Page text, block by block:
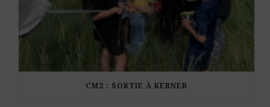
CM2 : SORTIE À KERNER